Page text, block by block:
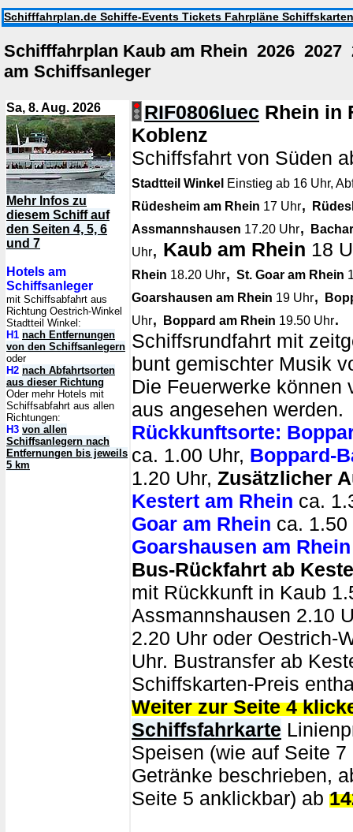
Schifffahrplan.de Schiffe-Events Tickets Fahrpläne Schiffskarten
Schifffahrplan Kaub am Rhein 2026
am Schiffsanleger
Sa, 8. Aug. 2026
Mehr Infos zu
diesem Schiff auf
den Seiten 4, 5, 6
und 7
Hotels am
Schiffsanleger
mit Schiffsabfahrt aus
Richtung Oestrich-Winkel
Stadtteil Winkel:
H1 nach Entfernungen
von den Schiffsanlegern
oder
H2 nach Abfahrtsorten
aus dieser Richtung
Oder mehr Hotels mit
Schiffsabfahrt aus allen
Richtungen:
H3 von allen
Schiffsanlegern nach
Entfernungen bis jeweils
5 km
RIF0806luec Rhein in
Koblenz
Schiffsfahrt von Süden
Stadtteil Winkel Einstieg ab 16 Uhr,
Rüdesheim am Rhein 17 Uhr,
Assmannshausen 17.20 Uhr,
Uhr, Kaub am Rhein 18
Rhein 18.20 Uhr, St. Goar am Rhein
Goarshausen am Rhein 19 Uhr,
Uhr, Boppard am Rhein 19.50 Uhr.
Schiffsrundfahrt mit
bunt gemischter Musik
Die Feuerwerke können
aus angesehen werden.
Rückkunftsorte:
ca. 1.00 Uhr, Boppard-
1.20 Uhr, Zusätzlicher
Kestert am Rhein ca.
Goar am Rhein ca.
Goarshausen am Rhein
Bus-Rückfahrt ab
mit Rückkunft in Kaub
Assmannshausen 2.10
2.20 Uhr oder Oestrich-
Uhr. Bustransfer ab
Schiffskarten-Preis
Weiter zur Seite 4
Schiffsfahrkarte
Speisen (wie auf Seite 7
Getränke beschrieben,
Seite 5 anklickbar) ab